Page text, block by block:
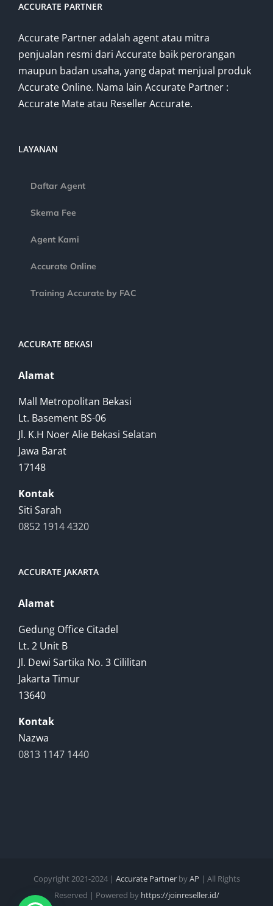
ACCURATE PARTNER
Accurate Partner adalah agent atau mitra
penjualan resmi dari Accurate baik perorangan
maupun badan usaha, yang dapat menjual produk
Accurate Online. Nama lain Accurate Partner :
Accurate Mate atau Reseller Accurate.
LAYANAN
Daftar Agent
Skema Fee
Agent Kami
Accurate Online
Training Accurate by FAC
ACCURATE BEKASI
Alamat
Mall Metropolitan Bekasi
Lt. Basement BS-06
Jl. K.H Noer Alie Bekasi Selatan
Jawa Barat
17148
Kontak
Siti Sarah
0852 1914 4320
ACCURATE JAKARTA
Alamat
Gedung Office Citadel
Lt. 2 Unit B
Jl. Dewi Sartika No. 3 Cililitan
Jakarta Timur
13640
Kontak
Nazwa
0813 1147 1440
Copyright 2021-2024 | Accurate PartnerbyAP | All Rights
Reserved | Powered by https://joinreseller.id/